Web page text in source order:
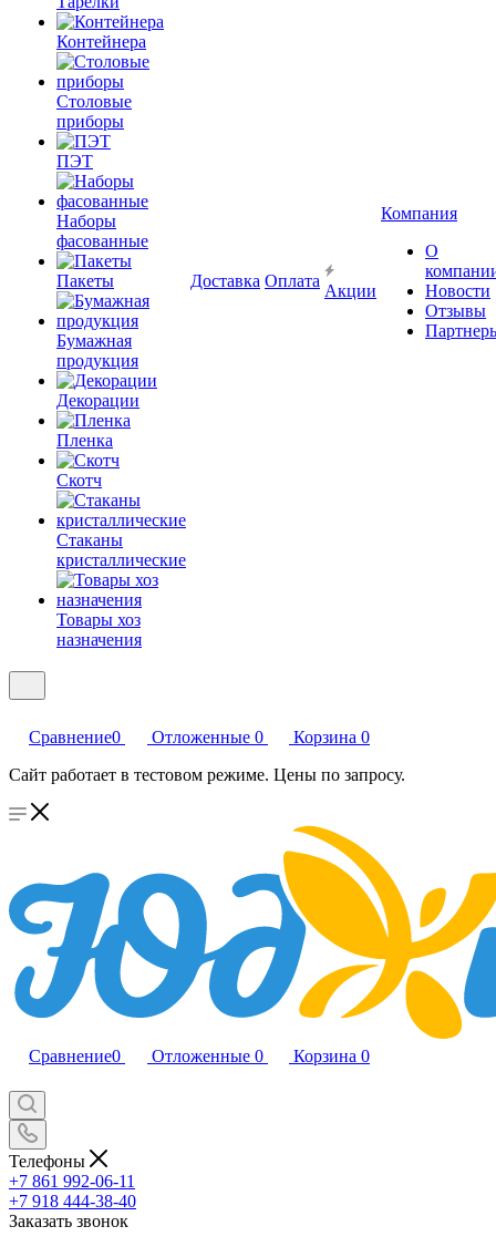
Контейнера
Столовые
приборы
ПЭТ
Наборы
фасованные
Пакеты
Бумажная
продукция
Декорации
Пленка
Скотч
Стаканы
кристаллические
Товары хоз
назначения
Доставка Оплата
Акции
Компания
О
Новости
Отзывы
Сравнение0 Отложенные 0 Корзина 0
Сайт работает в тестовом режиме. Цены по запросу.
Сравнение0 Отложенные 0 Корзина 0
Телефоны
+7 861 992-06-11
+7 918 444-38-40
Заказать звонок